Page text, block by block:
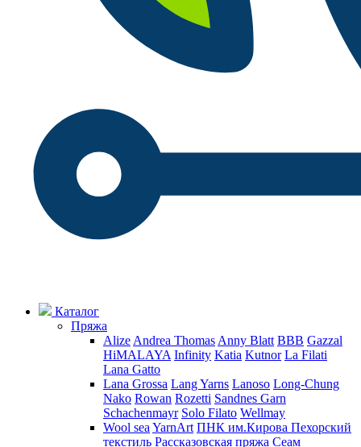
Каталог
Пряжа
Alize Andrea Thomas Anny Blatt BBB Gazzal
HiMALAYA Infinity Katia Kutnor La Filati
Lana Gatto
Lana Grossa Lang Yarns Lanoso Long-Chung
Nako Rowan Rozetti Sandnes Garn
Schachenmayr Solo Filato Wellmay
Wool sea YarnArt ПНК им.Кирова Пехорский
текстиль Рассказовская пряжа Сеам